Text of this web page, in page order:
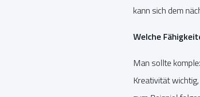
kann sich dem
Welche
Man sollte
Kreativität